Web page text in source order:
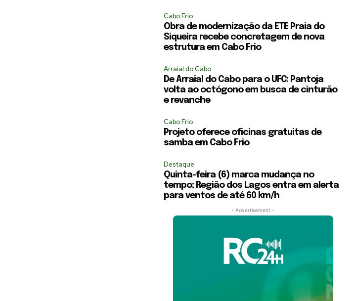
Cabo Frio
Obra de modernização da ETE Praia do
Siqueira recebe concretagem de nova
estrutura em Cabo Frio
Arraial do Cabo
De Arraial do Cabo para o UFC: Pantoja
volta ao octógono em busca de cinturão
e revanche
Cabo Frio
Projeto oferece oficinas gratuitas de
samba em Cabo Frio
Destaque
Quinta-feira (6) marca mudança no
tempo; Região dos Lagos entra em alerta
para ventos de até 60 km/h
- Advertisement -